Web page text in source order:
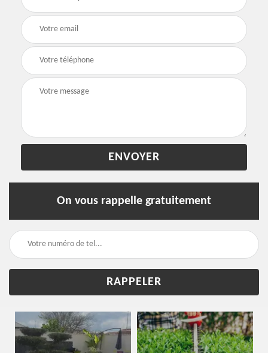
On vous rappelle gratuitement